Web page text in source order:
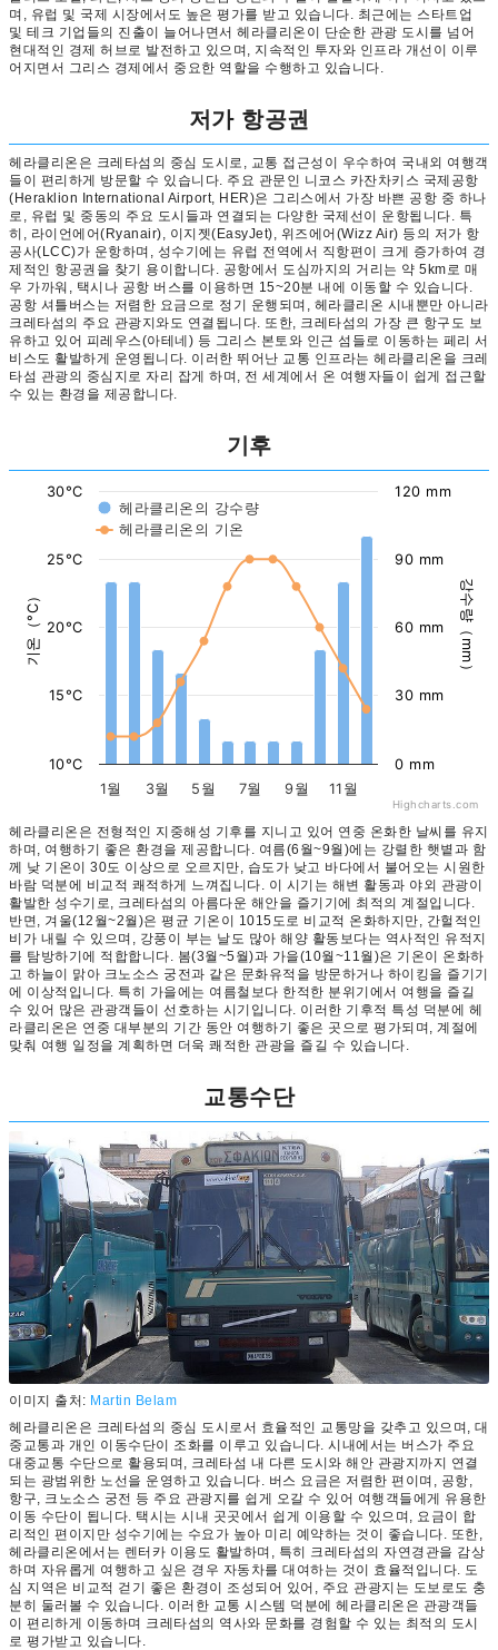
며, 유럽 및 국제 시장에서도 높은 평가를 받고 있습니다. 최근에는 스타트업
및 테크 기업들의 진출이 늘어나면서 헤라클리온이 단순한 관광 도시를 넘어
현대적인 경제 허브로 발전하고 있으며, 지속적인 투자와 인프라 개선이 이루
어지면서 그리스 경제에서 중요한 역할을 수행하고 있습니다.
저가 항공권
헤라클리온은 크레타섬의 중심 도시로, 교통 접근성이 우수하여 국내외 여행객
들이 편리하게 방문할 수 있습니다. 주요 관문인 니코스 카잔차키스 국제공항
(Heraklion International Airport, HER)은 그리스에서 가장 바쁜 공항 중 하나
로, 유럽 및 중동의 주요 도시들과 연결되는 다양한 국제선이 운항됩니다. 특
히, 라이언에어(Ryanair), 이지젯(EasyJet), 위즈에어(Wizz Air) 등의 저가 항
공사(LCC)가 운항하며, 성수기에는 유럽 전역에서 직항편이 크게 증가하여 경
제적인 항공권을 찾기 용이합니다. 공항에서 도심까지의 거리는 약 5km로 매
우 가까워, 택시나 공항 버스를 이용하면 15~20분 내에 이동할 수 있습니다.
공항 셔틀버스는 저렴한 요금으로 정기 운행되며, 헤라클리온 시내뿐만 아니라
크레타섬의 주요 관광지와도 연결됩니다. 또한, 크레타섬의 가장 큰 항구도 보
유하고 있어 피레우스(아테네) 등 그리스 본토와 인근 섬들로 이동하는 페리 서
비스도 활발하게 운영됩니다. 이러한 뛰어난 교통 인프라는 헤라클리온을 크레
타섬 관광의 중심지로 자리 잡게 하며, 전 세계에서 온 여행자들이 쉽게 접근할
수 있는 환경을 제공합니다.
기후
기온（°C） 강수량（mm）
헤라클리온의 강수량
헤라클리온의 기온
1월 3월 5월 7월 9월 11월
10°C
15°C
20°C
25°C
30°C
0 mm
30 mm
60 mm
90 mm
120 mm
Highcharts.com
헤라클리온은 전형적인 지중해성 기후를 지니고 있어 연중 온화한 날씨를 유지
하며, 여행하기 좋은 환경을 제공합니다. 여름(6월~9월)에는 강렬한 햇볕과 함
께 낮 기온이 30도 이상으로 오르지만, 습도가 낮고 바다에서 불어오는 시원한
바람 덕분에 비교적 쾌적하게 느껴집니다. 이 시기는 해변 활동과 야외 관광이
활발한 성수기로, 크레타섬의 아름다운 해안을 즐기기에 최적의 계절입니다.
반면, 겨울(12월~2월)은 평균 기온이 1015도로 비교적 온화하지만, 간헐적인
비가 내릴 수 있으며, 강풍이 부는 날도 많아 해양 활동보다는 역사적인 유적지
를 탐방하기에 적합합니다. 봄(3월~5월)과 가을(10월~11월)은 기온이 온화하
고 하늘이 맑아 크노소스 궁전과 같은 문화유적을 방문하거나 하이킹을 즐기기
에 이상적입니다. 특히 가을에는 여름철보다 한적한 분위기에서 여행을 즐길
수 있어 많은 관광객들이 선호하는 시기입니다. 이러한 기후적 특성 덕분에 헤
라클리온은 연중 대부분의 기간 동안 여행하기 좋은 곳으로 평가되며, 계절에
맞춰 여행 일정을 계획하면 더욱 쾌적한 관광을 즐길 수 있습니다.
교통수단
이미지 출처: Martin Belam
헤라클리온은 크레타섬의 중심 도시로서 효율적인 교통망을 갖추고 있으며, 대
중교통과 개인 이동수단이 조화를 이루고 있습니다. 시내에서는 버스가 주요
대중교통 수단으로 활용되며, 크레타섬 내 다른 도시와 해안 관광지까지 연결
되는 광범위한 노선을 운영하고 있습니다. 버스 요금은 저렴한 편이며, 공항,
항구, 크노소스 궁전 등 주요 관광지를 쉽게 오갈 수 있어 여행객들에게 유용한
이동 수단이 됩니다. 택시는 시내 곳곳에서 쉽게 이용할 수 있으며, 요금이 합
리적인 편이지만 성수기에는 수요가 높아 미리 예약하는 것이 좋습니다. 또한,
헤라클리온에서는 렌터카 이용도 활발하며, 특히 크레타섬의 자연경관을 감상
하며 자유롭게 여행하고 싶은 경우 자동차를 대여하는 것이 효율적입니다. 도
심 지역은 비교적 걷기 좋은 환경이 조성되어 있어, 주요 관광지는 도보로도 충
분히 둘러볼 수 있습니다. 이러한 교통 시스템 덕분에 헤라클리온은 관광객들
이 편리하게 이동하며 크레타섬의 역사와 문화를 경험할 수 있는 최적의 도시
로 평가받고 있습니다.